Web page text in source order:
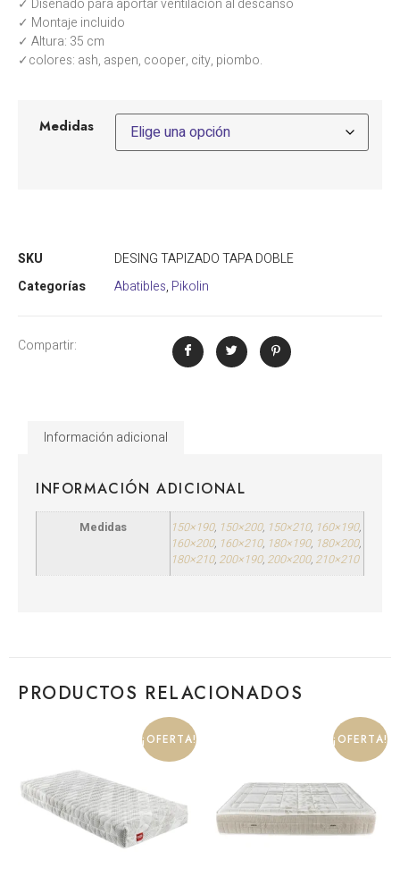
✓ Diseñado para aportar ventilación al descanso
✓ Montaje incluido
✓ Altura: 35 cm
✓colores: ash, aspen, cooper, city, piombo.
Medidas
SKU
DESING TAPIZADO TAPA DOBLE
Categorías
Abatibles, Pikolin
Compartir:
Información adicional
INFORMACIÓN ADICIONAL
Medidas 150×190, 150×200, 150×210, 160×190,
160×200, 160×210, 180×190, 180×200,
180×210, 200×190, 200×200, 210×210
PRODUCTOS RELACIONADOS
¡OFERTA! ¡OFERTA!